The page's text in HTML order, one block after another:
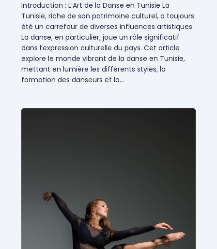
Évènementiels
Introduction : L’Art de la Danse en Tunisie La
Tunisie, riche de son patrimoine culturel, a toujours
été un carrefour de diverses influences artistiques.
La danse, en particulier, joue un rôle significatif
dans l’expression culturelle du pays. Cet article
explore le monde vibrant de la danse en Tunisie,
mettant en lumière les différents styles, la
formation des danseurs et la…